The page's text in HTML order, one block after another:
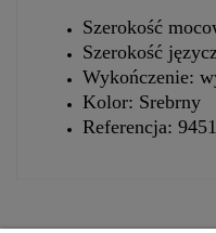
Szerokość
Szerokość
Wykończenie:
Kolor: Srebrny
Referencja: